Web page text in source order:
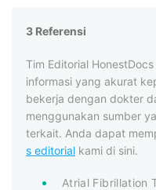
3 Referensi
Tim Editorial
informasi yang akurat
bekerja dengan dokter
menggunakan sumber
terkait. Anda dapat
s editorial kami di sini.
Atrial Fibrillation